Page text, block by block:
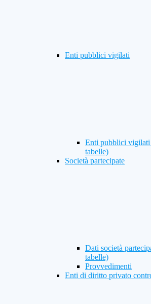
Enti pubblici vigilati
Enti pubblici vigilati
tabelle)
Società partecipate
Dati società
tabelle)
Provvedimenti
Enti di diritto privato